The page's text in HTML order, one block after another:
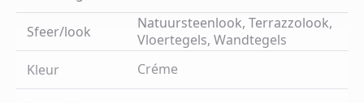
Sfeer/look
Natuursteenlook, Terrazzolook,
Vloertegels, Wandtegels
Kleur
Créme